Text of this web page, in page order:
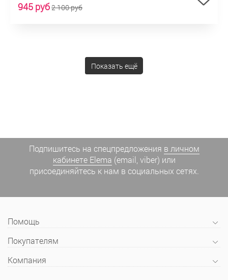
945 руб2 100 руб
Показать ещё
Подпишитесь на спецпредложения в личном
кабинете Elema (email, viber) или
присоединяйтесь к нам в социальных сетях.
Помощь
Покупателям
Компания